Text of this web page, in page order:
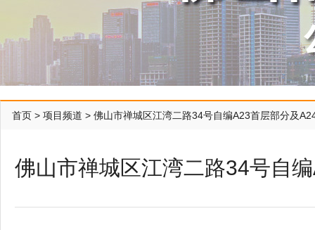
首页 > 项目频道 > 佛山市禅城区江湾二路34号自编A23首层部分及
佛山市禅城区江湾二路34号自